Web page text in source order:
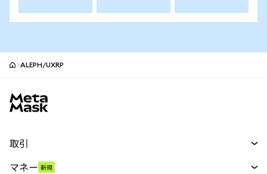
ALEPH/UXRP
取引
マネー 新規